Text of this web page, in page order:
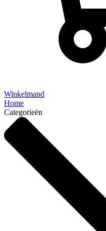
Winkelmand
Home
Categorieën